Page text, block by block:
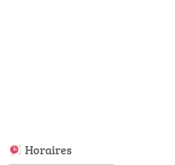
Horaires